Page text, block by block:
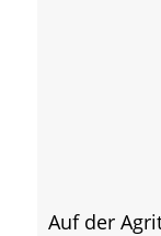
Auf der